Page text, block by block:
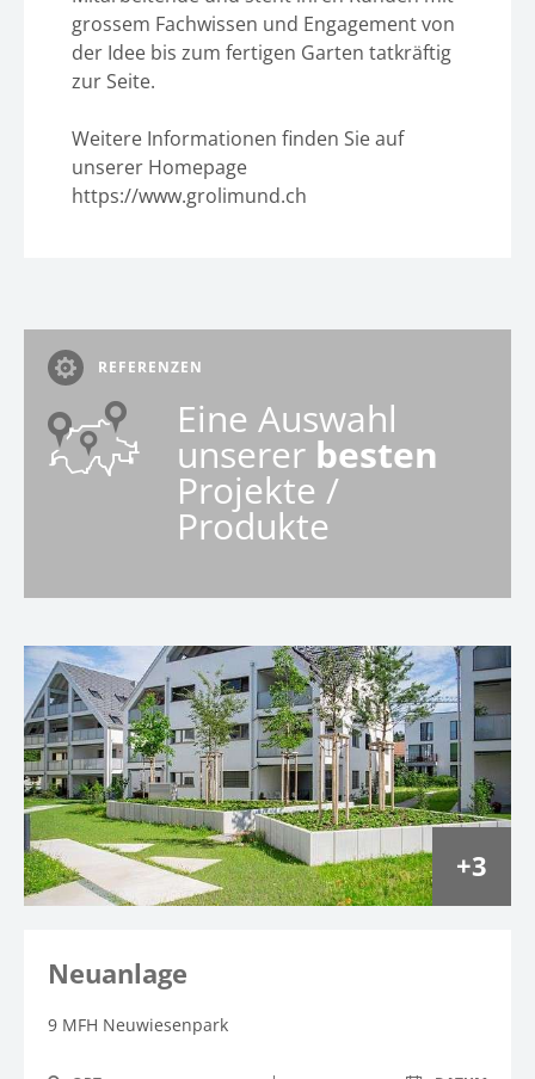
grossem Fachwissen und Engagement von
der Idee bis zum fertigen Garten tatkräftig
zur Seite.
Weitere Informationen finden Sie auf
unserer Homepage
https://www.grolimund.ch
REFERENZEN
Eine Auswahl
unserer besten
Projekte /
Produkte
3
Neuanlage
9 MFH Neuwiesenpark